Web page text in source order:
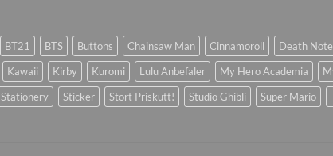
BT21 BTS Buttons Chainsaw Man Cinnamoroll Death Note
Kawaii Kirby Kuromi Lulu Anbefaler My Hero Academia
Stationery Sticker Stort Priskutt! Studio Ghibli Super Mario